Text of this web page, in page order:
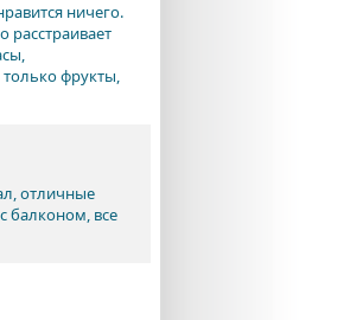
ничего.
расстраивает
фрукты,
отличные
балконом, все